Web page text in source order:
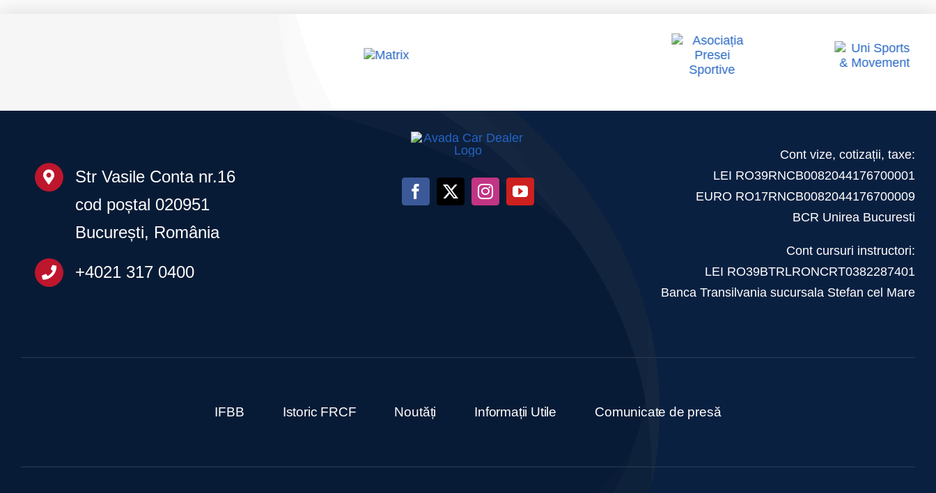
Str Vasile Conta nr.16
cod poștal 020951
București, România
+4021 317 0400
Cont vize, cotizații, taxe:
LEI RO39RNCB0082044176700001
EURO RO17RNCB0082044176700009
BCR Unirea Bucuresti
Cont cursuri instructori:
LEI RO39BTRLRONCRT0382287401
Banca Transilvania sucursala Stefan cel Mare
IFBB Istoric FRCF Noutăți Informații Utile Comunicate de presă